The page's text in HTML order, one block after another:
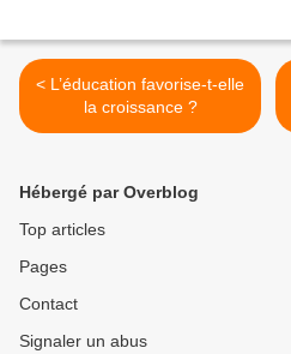
< L’éducation favorise-t-elle
la croissance ?
Hébergé par Overblog
Top articles
Pages
Contact
Signaler un abus